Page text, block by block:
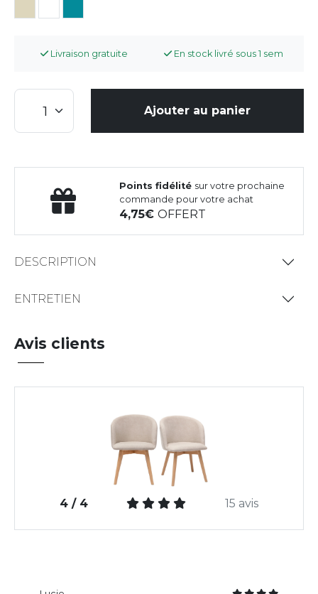
Livraison gratuite En stock livré sous 1 sem
Ajouter au panier
Points fidélité sur votre prochaine
commande pour votre achat
4,75OFFERT
DESCRIPTION
ENTRETIEN
Avis clients
4 / 4 15 avis